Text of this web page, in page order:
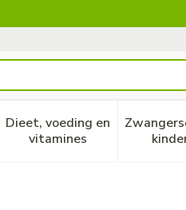
voor Schoonheid,
Dieet, voeding en
vitaminesToon submenu voor